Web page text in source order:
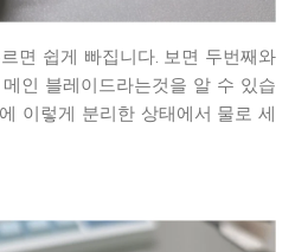
면 쉽게 빠집니다. 보면 두번째와
인 블레이드라는것을 알 수 있습
이렇게 분리한 상태에서 물로 세